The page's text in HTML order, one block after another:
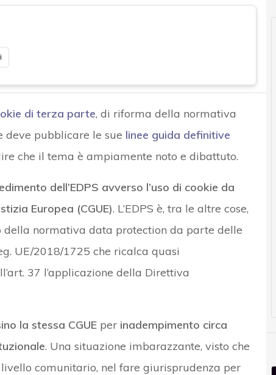
di terza parte, di riforma della normativa
deve pubblicare le sue linee guida definitive
che il tema è ampiamente noto e dibattuto.
dell’EDPS avverso l’uso di cookie da
Europea (CGUE). L’EDPS è, tra le altre cose,
normativa data protection da parte delle
UE/2018/1725 che ricalca quasi
37 l’applicazione della Direttiva
la stessa CGUE per inadempimento circa
. Una situazione imbarazzante, visto che
livello comunitario, nel fare giurisprudenza per